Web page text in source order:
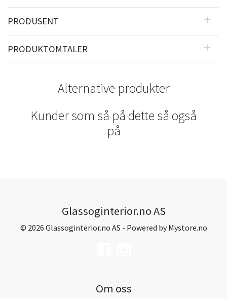
PRODUSENT
PRODUKTOMTALER
Alternative produkter
Kunder som så på dette så også
på
Glassoginterior.no AS
© 2026 Glassoginterior.no AS - Powered byMystore.no
Om oss